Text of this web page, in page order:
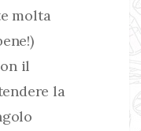
molta
il
la